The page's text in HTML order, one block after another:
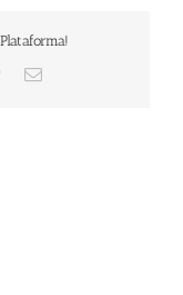
PinterestCorreo